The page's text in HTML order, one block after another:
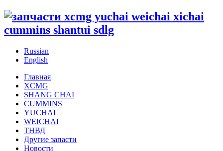
Russian
English
Главная
XCMG
SHANG CHAI
CUMMINS
YUCHAI
WEICHAI
ТНВД
Другие запасти
Новости